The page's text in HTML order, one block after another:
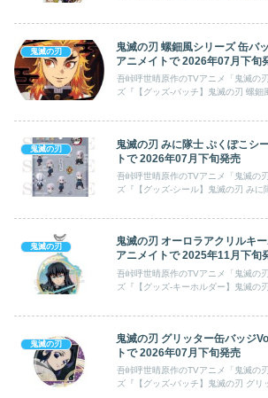
鬼滅の刃
鬼滅の刃 螺鈿風シリーズ 缶バ
アニメイトで 2026年07月下旬
吾峠呼世晴原作のTVアニメ「鬼滅の
ズ『【グッズ-バッチ】鬼滅の刃 螺鈿
鬼滅の刃
鬼滅の刃 みに隊士 ぷくぽこシ
トで 2026年07月下旬発売
吾峠呼世晴原作のTVアニメ「鬼滅の
ズ『【グッズ-シール】鬼滅の刃 みに
鬼滅の刃
鬼滅の刃 オーロラアクリルキ
アニメイトで 2025年11月下旬
吾峠呼世晴原作のTVアニメ「鬼滅の
ズ『【グッズ-キーホルダー】鬼滅の刃
鬼滅の刃
鬼滅の刃 グリッター缶バッジ
トで 2026年07月下旬発売
吾峠呼世晴原作のTVアニメ「鬼滅の
ズ『【グッズ-バッチ】鬼滅の刃 グリ